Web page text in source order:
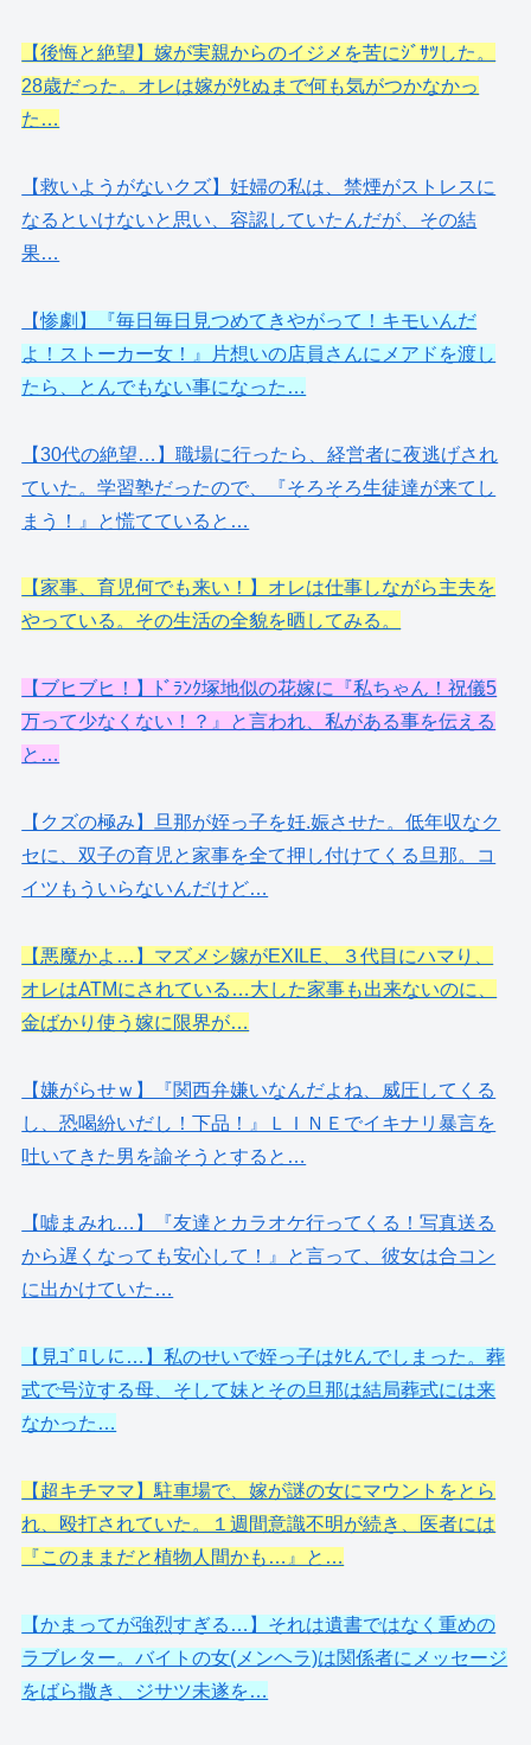
【後悔と絶望】嫁が実親からのイジメを苦にｼﾞｻﾂした。
28歳だった。オレは嫁がﾀﾋぬまで何も気がつかなかっ
た…
【救いようがないクズ】妊婦の私は、禁煙がストレスに
なるといけないと思い、容認していたんだが、その結
果…
【惨劇】『毎日毎日見つめてきやがって！キモいんだ
よ！ストーカー女！』片想いの店員さんにメアドを渡し
たら、とんでもない事になった…
【30代の絶望…】職場に行ったら、経営者に夜逃げされ
ていた。学習塾だったので、『そろそろ生徒達が来てし
まう！』と慌てていると…
【家事、育児何でも来い！】オレは仕事しながら主夫を
やっている。その生活の全貌を晒してみる。
【ブヒブヒ！】ﾄﾞﾗﾝｸ塚地似の花嫁に『私ちゃん！祝儀5
万って少なくない！？』と言われ、私がある事を伝える
と…
【クズの極み】旦那が姪っ子を妊.娠させた。低年収なク
セに、双子の育児と家事を全て押し付けてくる旦那。コ
イツもういらないんだけど…
【悪魔かよ…】マズメシ嫁がEXILE、３代目にハマり、
オレはATMにされている…大した家事も出来ないのに、
金ばかり使う嫁に限界が…
【嫌がらせｗ】『関西弁嫌いなんだよね、威圧してくる
し、恐喝紛いだし！下品！』ＬＩＮＥでイキナリ暴言を
吐いてきた男を諭そうとすると…
【嘘まみれ…】『友達とカラオケ行ってくる！写真送る
から遅くなっても安心して！』と言って、彼女は合コン
に出かけていた…
【見ｺﾞﾛしに…】私のせいで姪っ子はﾀﾋんでしまった。葬
式で号泣する母、そして妹とその旦那は結局葬式には来
なかった…
【超キチママ】駐車場で、嫁が謎の女にマウントをとら
れ、殴打されていた。１週間意識不明が続き、医者には
『このままだと植物人間かも…』と…
【かまってが強烈すぎる…】それは遺書ではなく重めの
ラブレター。バイトの女(メンヘラ)は関係者にメッセージ
をばら撒き、ジサツ未遂を…